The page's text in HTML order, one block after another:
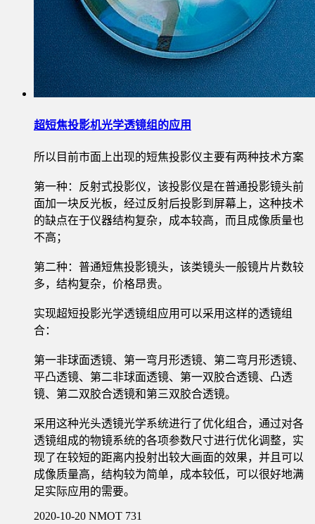
超短焦投影机光学透镜组的应用
所以目前市面上出现的短焦投影仪主要有两种技术方案
第一种：反射式投影仪，该投影仪是在普通投影镜头前
面加一块反光板，经过反射后投影到屏幕上，这种技术
的缺点在于仪器结构复杂，成本较高，而且成像质量也
不高；
第二种：普通短焦投影镜头，该类镜头一般镜片片数较
多，结构复杂，价格昂贵。
实现超短投影光学透镜组应用可以采用这样的透镜组
合：
第一非球面透镜、第一弯月形透镜、第二弯月形透镜、
平凸透镜、第二非球面透镜、第一双胶合透镜、凸透
镜、第二双胶合透镜和第三双胶合透镜。
采用这种光头透镜光学系统进行了优化组合，通过对各
透镜组成的物镜系统的各项参数尺寸进行优化调整，实
现了在较短的距离内投射出较大画面的效果，并且可以
成像质量高，结构较为简单，成本较低，可以很好地满
足实际应用的需要。
2020-10-20 NMOT 731